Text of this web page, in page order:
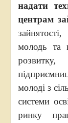
надати
центрам
молодь та
молоді з
системи
ринку